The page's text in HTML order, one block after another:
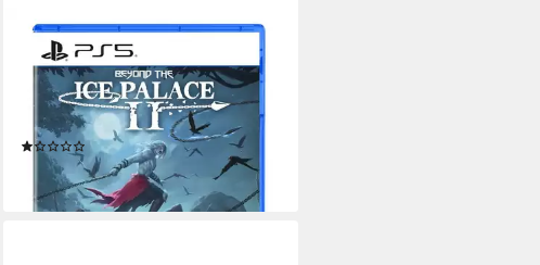
PQUBE
Beyond The Ice Palace 2
PlayStation 5 Plattform
ab 16 Jahren USK-Freigabe
Pqube
Publisher
(1)
ab 29,98 €
lieferbar - in 3-4 Werktagen bei dir